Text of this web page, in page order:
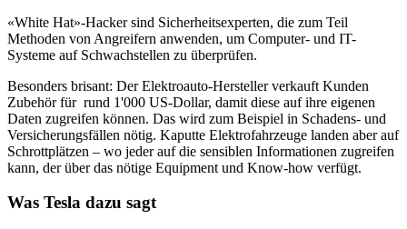
«White Hat»-Hacker sind Sicherheitsexperten, die zum Teil
Methoden von Angreifern anwenden, um Computer- und IT-
Systeme auf Schwachstellen zu überprüfen.
Besonders brisant: Der Elektroauto-Hersteller verkauft Kunden
Zubehör für rund 1'000 US-Dollar, damit diese auf ihre eigenen
Daten zugreifen können. Das wird zum Beispiel in Schadens- und
Versicherungsfällen nötig. Kaputte Elektrofahrzeuge landen aber auf
Schrottplätzen – wo jeder auf die sensiblen Informationen zugreifen
kann, der über das nötige Equipment und Know-how verfügt.
Was Tesla dazu sagt